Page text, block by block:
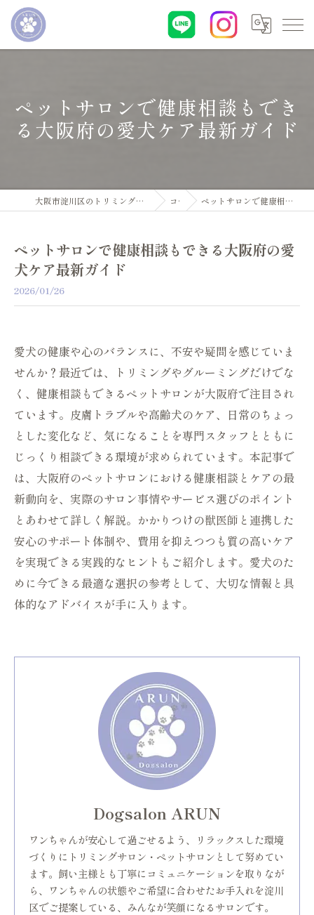
ペットサロンで健康相談もでき
る大阪府の愛犬ケア最新ガイド
大阪市淀川区のトリミングサロン・ペットサロンならDogsalon ARUN コラム ペットサロンで健康相談もできる大阪府の愛犬ケア最新ガイド
ペットサロンで健康相談もできる大阪府の愛
犬ケア最新ガイド
2026/01/26
愛犬の健康や心のバランスに、不安や疑問を感じていま
せんか？最近では、トリミングやグルーミングだけでな
く、健康相談もできるペットサロンが大阪府で注目され
ています。皮膚トラブルや高齢犬のケア、日常のちょっ
とした変化など、気になることを専門スタッフとともに
じっくり相談できる環境が求められています。本記事で
は、大阪府のペットサロンにおける健康相談とケアの最
新動向を、実際のサロン事情やサービス選びのポイント
とあわせて詳しく解説。かかりつけの獣医師と連携した
安心のサポート体制や、費用を抑えつつも質の高いケア
を実現できる実践的なヒントもご紹介します。愛犬のた
めに今できる最適な選択の参考として、大切な情報と具
体的なアドバイスが手に入ります。
Dogsalon ARUN
ワンちゃんが安心して過ごせるよう、リラックスした環境
づくりにトリミングサロン・ペットサロンとして努めてい
ます。飼い主様とも丁寧にコミュニケーションを取りなが
ら、ワンちゃんの状態やご希望に合わせたお手入れを淀川
区でご提案している、みんなが笑顔になるサロンです。